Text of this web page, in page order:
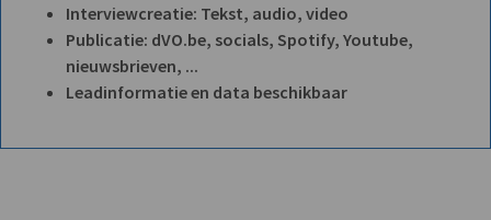
Interviewcreatie: Tekst, audio, video
Publicatie: dVO.be, socials, Spotify, Youtube,
nieuwsbrieven, ...
Leadinformatie en data beschikbaar